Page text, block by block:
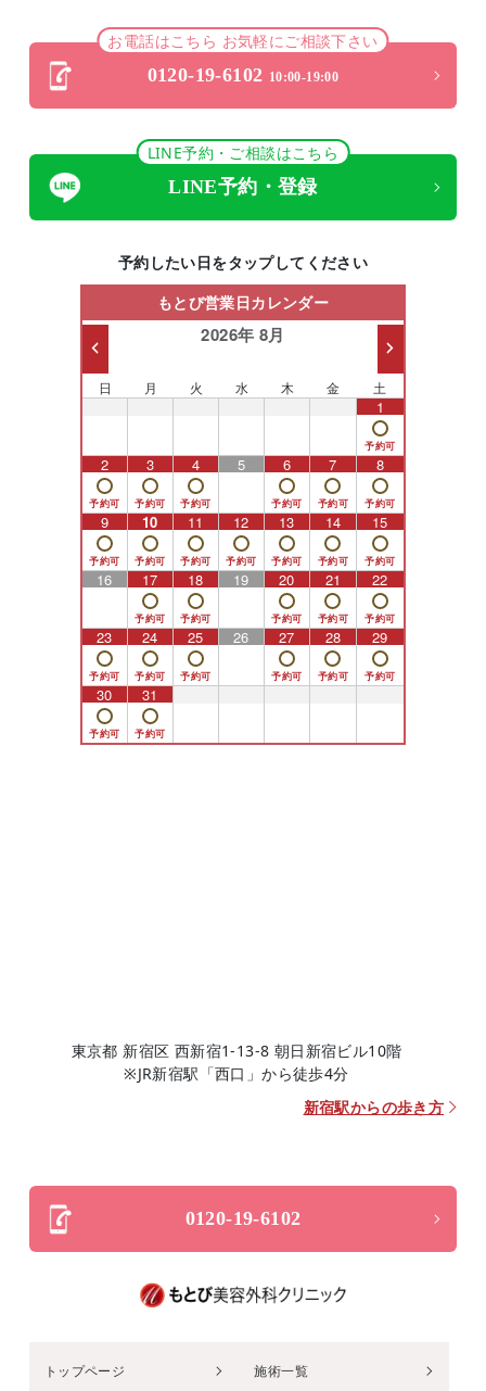
お電話はこちら お気軽にご相談下さい
0120-19-6102 10:00-19:00
LINE予約・ご相談はこちら
LINE予約・登録
予約したい日をタップしてください
もとび営業日カレンダー
2026年 8月
日 月 火 水 木 金 土
1
2 3 4 5 6 7 8
9 10 11 12 13 14 15
16 17 18 19 20 21 22
23 24 25 26 27 28 29
30 31
東京都 新宿区 西新宿1-13-8 朝日新宿ビル10階
※JR新宿駅「西口」から徒歩4分
新宿駅からの歩き方
0120-19-6102
トップページ 施術一覧